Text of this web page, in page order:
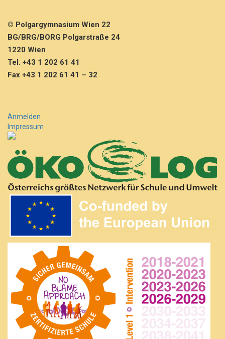
© Polgargymnasium Wien 22
BG/BRG/BORG Polgarstraße 24
1220 Wien
Tel. +43 1 202 61 41
Fax +43 1 202 61 41 – 32
Anmelden
Impressum